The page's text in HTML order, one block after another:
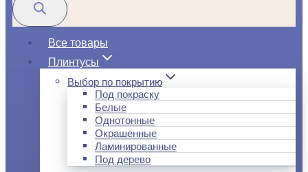
Все товары
Плинтусы
Выбор по покрытию
Под покраску
Белые
Однотонные
Окрашенные
Ламинированные
Под дерево